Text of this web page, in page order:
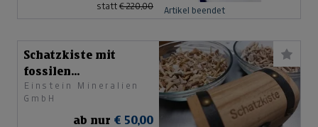
statt € 220,00 Artikel beendet
Schatzkiste mit
fossilen
Haifischzähnen
Einstein Mineralien
GmbH
ab nur € 50,00